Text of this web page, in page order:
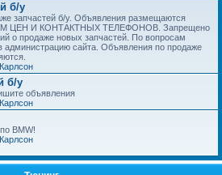
б/у
запчастей б/у. Объявления размещаются
ЦЕН И КОНТАКТНЫХ ТЕЛЕФОНОВ. Запрещено
о продаже новых запчастей. По вопросам
администрацию сайта. Объявления по продаже
Карлсон
б/у
объявления
Карлсон
BMW!
Карлсон